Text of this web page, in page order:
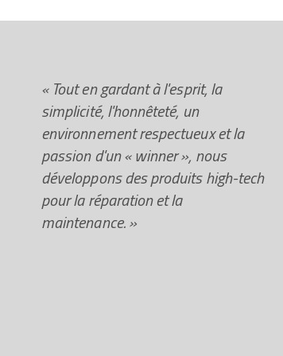
« Tout en gardant à l'esprit, la
simplicité, l'honnêteté, un
environnement respectueux et la
passion d'un « winner », nous
développons des produits high-tech
pour la réparation et la
maintenance. »